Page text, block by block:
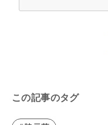
この記事のタグ